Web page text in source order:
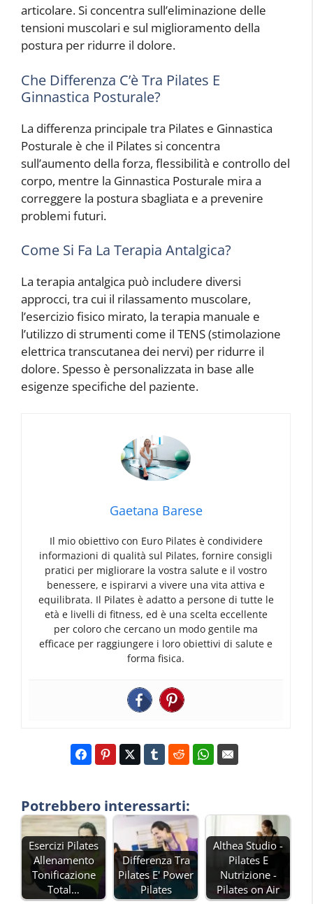
articolare. Si concentra sull’eliminazione delle
tensioni muscolari e sul miglioramento della
postura per ridurre il dolore.
Che Differenza C’è Tra Pilates E
Ginnastica Posturale?
La differenza principale tra Pilates e Ginnastica
Posturale è che il Pilates si concentra
sull’aumento della forza, flessibilità e controllo del
corpo, mentre la Ginnastica Posturale mira a
correggere la postura sbagliata e a prevenire
problemi futuri.
Come Si Fa La Terapia Antalgica?
La terapia antalgica può includere diversi
approcci, tra cui il rilassamento muscolare,
l’esercizio fisico mirato, la terapia manuale e
l’utilizzo di strumenti come il TENS (stimolazione
elettrica transcutanea dei nervi) per ridurre il
dolore. Spesso è personalizzata in base alle
esigenze specifiche del paziente.
Gaetana Barese
Il mio obiettivo con Euro Pilates è condividere
informazioni di qualità sul Pilates, fornire consigli
pratici per migliorare la vostra salute e il vostro
benessere, e ispirarvi a vivere una vita attiva e
equilibrata. Il Pilates è adatto a persone di tutte le
età e livelli di fitness, ed è una scelta eccellente
per coloro che cercano un modo gentile ma
efficace per raggiungere i loro obiettivi di salute e
forma fisica.
Potrebbero interessarti:
Esercizi Pilates
Allenamento
Tonificazione
Total…
Differenza Tra
Pilates E' Power
Pilates
Althea Studio -
Pilates E
Nutrizione -
Pilates on Air